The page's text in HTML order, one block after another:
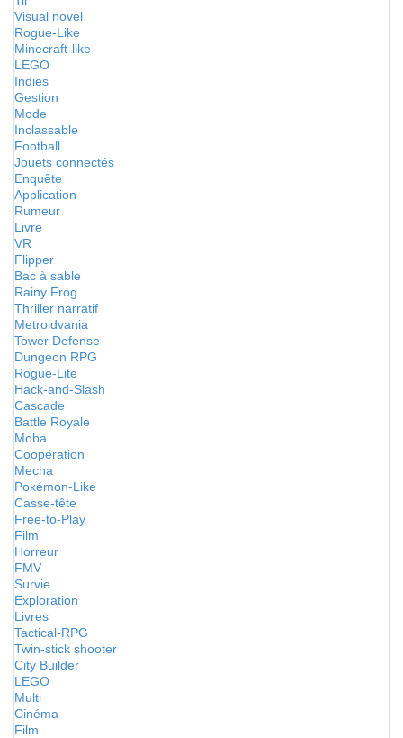
Visual novel
Rogue-Like
Minecraft-like
LEGO
Indies
Gestion
Mode
Inclassable
Football
Jouets connectés
Enquête
Application
Rumeur
Livre
VR
Flipper
Bac à sable
Rainy Frog
Thriller narratif
Metroidvania
Tower Defense
Dungeon RPG
Rogue-Lite
Hack-and-Slash
Cascade
Battle Royale
Moba
Coopération
Mecha
Pokémon-Like
Casse-tête
Free-to-Play
Film
Horreur
FMV
Survie
Exploration
Livres
Tactical-RPG
Twin-stick shooter
City Builder
LEGO
Multi
Cinéma
Film